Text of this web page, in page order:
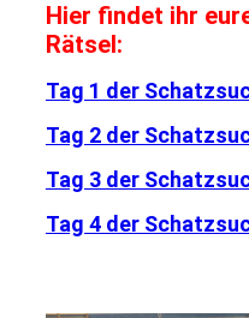
Hier findet ihr
Rätsel:
Tag 1 der
Tag 2 der
Tag 3 der
Tag 4 der